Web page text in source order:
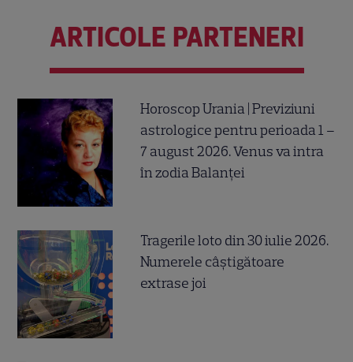
ARTICOLE PARTENERI
Horoscop Urania | Previziuni
astrologice pentru perioada 1 –
7 august 2026. Venus va intra
în zodia Balanței
Tragerile loto din 30 iulie 2026.
Numerele câştigătoare
extrase joi